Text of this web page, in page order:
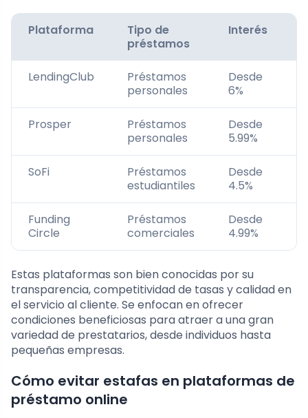
Plataforma
Tipo de
préstamos
Interés
LendingClub
Préstamos
personales
Desde
6%
Prosper
Préstamos
personales
Desde
5.99%
SoFi
Préstamos
estudiantiles
Desde
4.5%
Funding
Circle
Préstamos
comerciales
Desde
4.99%
Estas plataformas son bien conocidas por su
transparencia, competitividad de tasas y calidad en
el servicio al cliente. Se enfocan en ofrecer
condiciones beneficiosas para atraer a una gran
variedad de prestatarios, desde individuos hasta
pequeñas empresas.
Cómo evitar estafas en plataformas de
préstamo online